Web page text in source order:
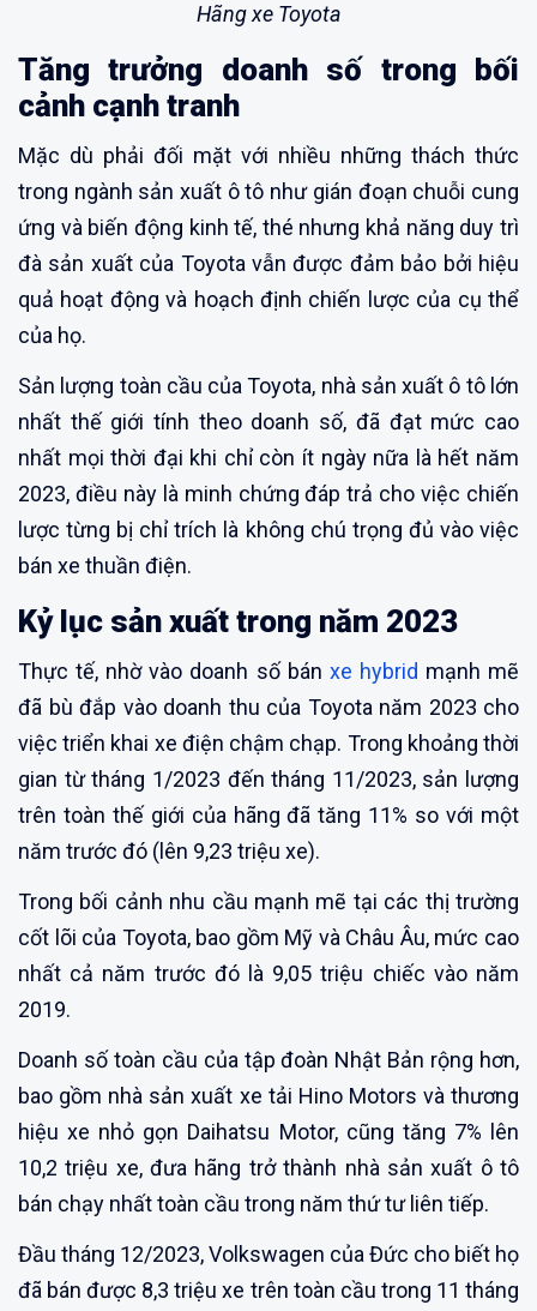
Hãng xe Toyota
Tăng trưởng doanh số trong bối
cảnh cạnh tranh
Mặc dù phải đối mặt với nhiều những thách thức
trong ngành sản xuất ô tô như gián đoạn chuỗi cung
ứng và biến động kinh tế, thé nhưng khả năng duy trì
đà sản xuất của Toyota vẫn được đảm bảo bởi hiệu
quả hoạt động và hoạch định chiến lược của cụ thể
của họ.
Sản lượng toàn cầu của Toyota, nhà sản xuất ô tô lớn
nhất thế giới tính theo doanh số, đã đạt mức cao
nhất mọi thời đại khi chỉ còn ít ngày nữa là hết năm
2023, điều này là minh chứng đáp trả cho việc chiến
lược từng bị chỉ trích là không chú trọng đủ vào việc
bán xe thuần điện.
Kỷ lục sản xuất trong năm 2023
Thực tế, nhờ vào doanh số bán xe hybrid mạnh mẽ
đã bù đắp vào doanh thu của Toyota năm 2023 cho
việc triển khai xe điện chậm chạp. Trong khoảng thời
gian từ tháng 1/2023 đến tháng 11/2023, sản lượng
trên toàn thế giới của hãng đã tăng 11% so với một
năm trước đó (lên 9,23 triệu xe).
Trong bối cảnh nhu cầu mạnh mẽ tại các thị trường
cốt lõi của Toyota, bao gồm Mỹ và Châu Âu, mức cao
nhất cả năm trước đó là 9,05 triệu chiếc vào năm
2019.
Doanh số toàn cầu của tập đoàn Nhật Bản rộng hơn,
bao gồm nhà sản xuất xe tải Hino Motors và thương
hiệu xe nhỏ gọn Daihatsu Motor, cũng tăng 7% lên
10,2 triệu xe, đưa hãng trở thành nhà sản xuất ô tô
bán chạy nhất toàn cầu trong năm thứ tư liên tiếp.
Đầu tháng 12/2023, Volkswagen của Đức cho biết họ
đã bán được 8,3 triệu xe trên toàn cầu trong 11 tháng